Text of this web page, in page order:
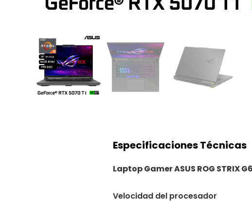
Especificaciones Técnicas
Laptop Gamer ASUS ROG STRIX
Velocidad del procesador